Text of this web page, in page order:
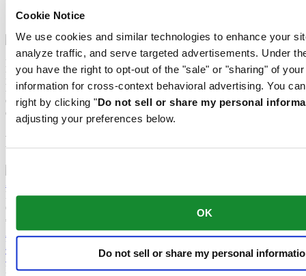
Cookie Notice
We use cookies and similar technologies to enhance your
analyze traffic, and serve targeted advertisements. Under
you have the right to opt-out of the "sale" or "sharing" of
information for cross-context behavioral advertising. You
right by clicking "Do not sell or share my personal
adjusting your preferences below.
OK
Do not sell or share my personal
Spiral Nivachron™
Le mouvement mécanique de cette montre est équipé d'un spiral
Nivachron™. Ce matériau innovant a été développé pour accroître
la résistance aux champs magnétiques. Ce composant important
contribue durablement à la fiabilité, à la robustesse et à la précision
du garde-temps.
Produits associés
DS-2 Lady
Quartz,
€ 525,00
Acheter en ligne
Réserver dans une boutique
Trouver un point de vente
Nouveau